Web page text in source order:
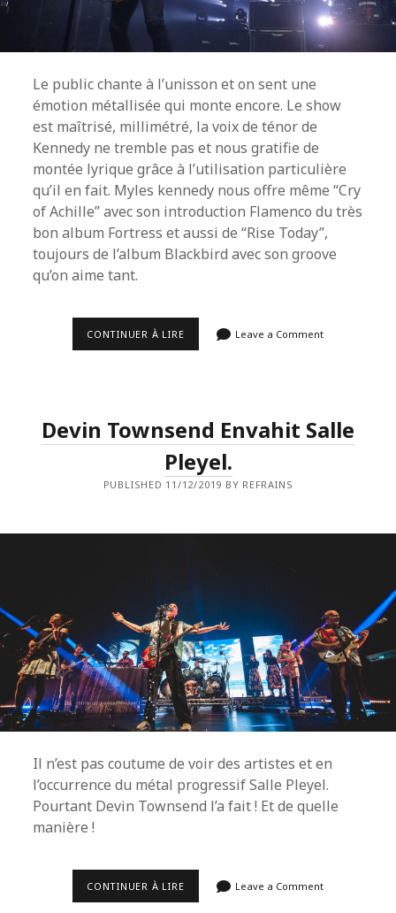
Le public chante à l’unisson et on sent une
émotion métallisée qui monte encore. Le show
est maîtrisé, millimétré, la voix de ténor de
Kennedy ne tremble pas et nous gratifie de
montée lyrique grâce à l’utilisation particulière
qu’il en fait. Myles kennedy nous offre même “Cry
of Achille” avec son introduction Flamenco du très
bon album Fortress et aussi de “Rise Today”,
toujours de l’album Blackbird avec son groove
qu’on aime tant.
CONTINUER À LIREALTER
ET
SON
SUBLIME.
Leave a Comment
Devin Townsend Envahit Salle
Pleyel.
PUBLISHED 11/12/2019 BY REFRAINS
Il n’est pas coutume de voir des artistes et en
l’occurrence du métal progressif Salle Pleyel.
Pourtant Devin Townsend l’a fait ! Et de quelle
manière !
CONTINUER À LIREDEVIN
Leave a Comment